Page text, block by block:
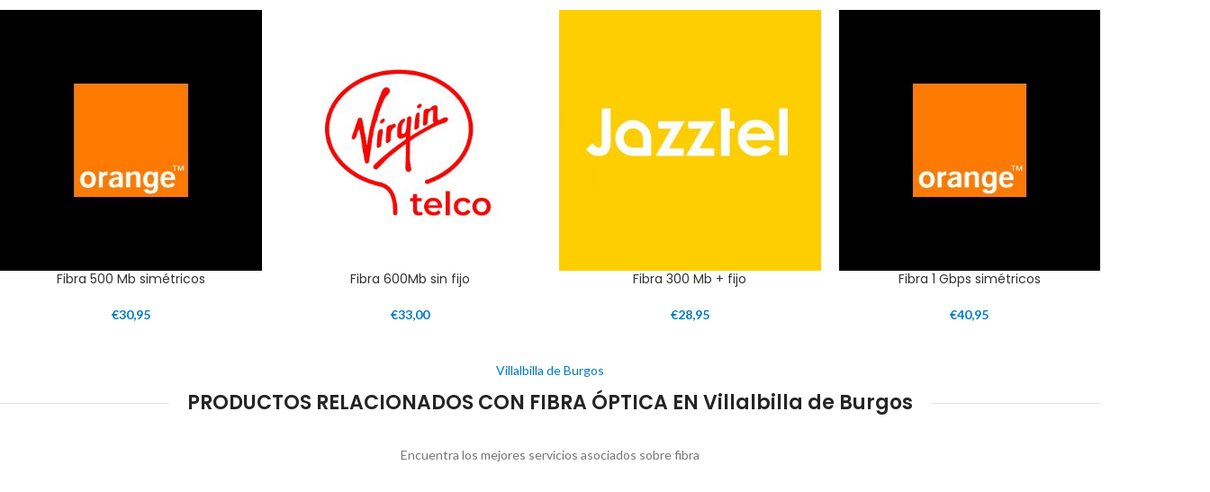
Fibra 500 Mb simétricos
€30,95
Fibra 600Mb sin fijo
€33,00
Fibra 300 Mb + fijo
€28,95
Fibra 1 Gbps simétricos
€40,95
Villalbilla de Burgos
PRODUCTOS RELACIONADOS CON FIBRA ÓPTICA EN Villalbilla de Burgos
Encuentra los mejores servicios asociados sobre fibra